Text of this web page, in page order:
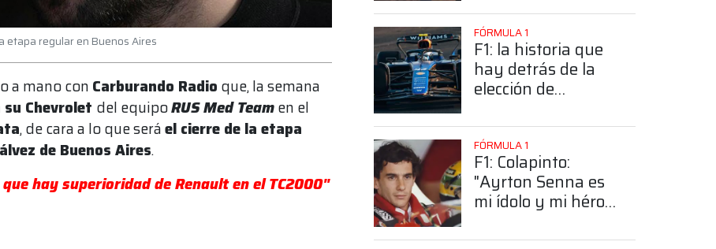
etapa regular en Buenos Aires
a mano con Carburando Radio que, la semana
Chevrolet del equipoRUS Med Teamen el
, de cara a lo que seráel cierre de la etapa
de Buenos Aires.
hay superioridad de Renault en el TC2000"
posición de
Colapinto
FÓRMULA 1
F1: la historia que
hay detrás de la
elección de
número 43
FÓRMULA 1
F1: Colapinto:
"Ayrton Senna es
mi ídolo y mi héroe